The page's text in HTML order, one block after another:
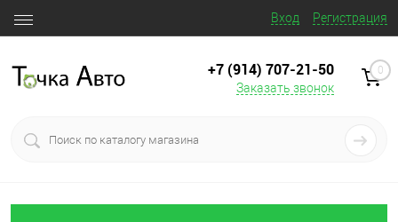
Вход Регистрация
+7 (914) 707‒21‒50
Заказать звонок
0